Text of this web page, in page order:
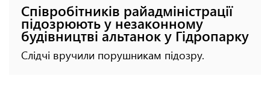
Співробітників райадміністрації
підозрюють у незаконному
будівництві альтанок у Гідропарку
Слідчі вручили порушникам підозру.